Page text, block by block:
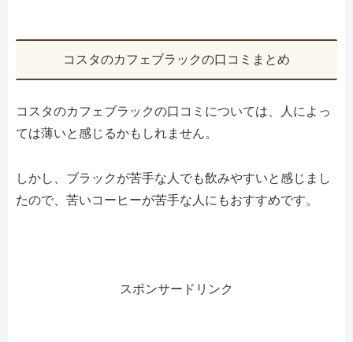
コスタのカフェブラックの口コミまとめ
コスタのカフェブラックの口コミについては、人によっ
ては薄いと感じるかもしれません。
しかし、ブラックが苦手な人でも飲みやすいと感じまし
たので、苦いコーヒーが苦手な人にもおすすめです。
スポンサードリンク